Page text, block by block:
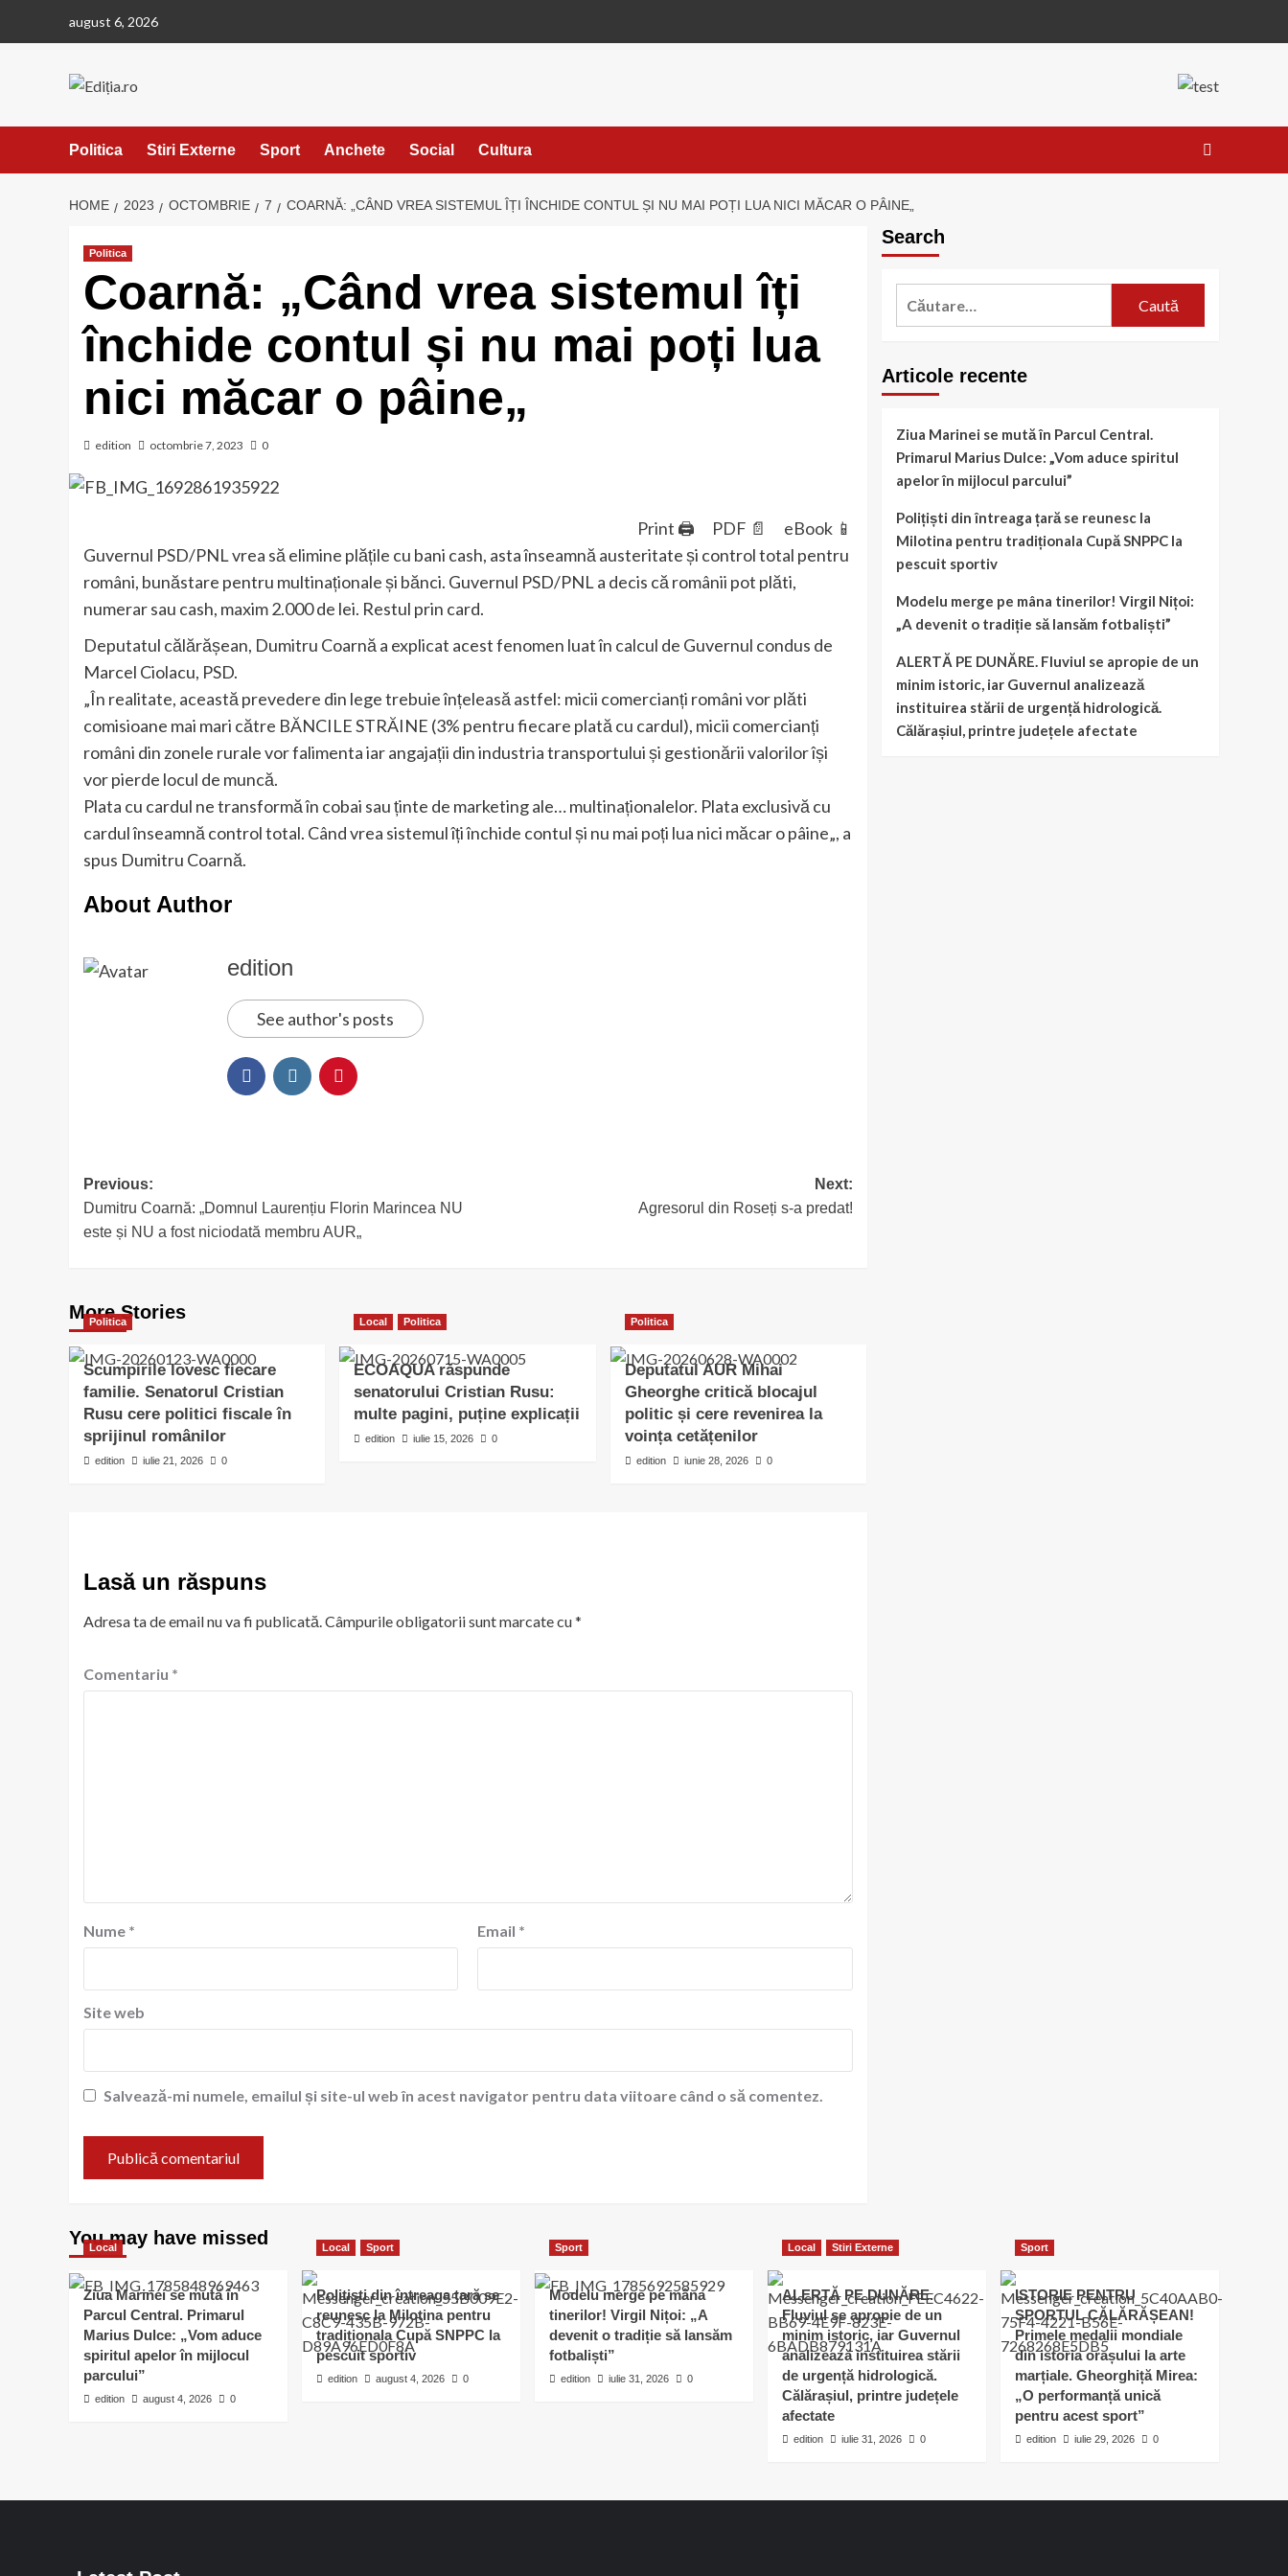
august 6, 2026
Politica Stiri Externe Sport Anchete Social Cultura
HOME 2023 OCTOMBRIE 7 COARNĂ: „CÂND VREA SISTEMUL ÎȚI ÎNCHIDE CONTUL ȘI NU MAI POȚI LUA NICI MĂCAR O PÂINE„
Politica
Coarnă: „Când vrea sistemul îți
închide contul și nu mai poți lua
nici măcar o pâine„
edition octombrie 7, 2023 0
Print 🖨 PDF 📄
eBook 📱
Guvernul PSD/PNL vrea să elimine plățile cu bani cash, asta înseamnă austeritate și control total pentru
români, bunăstare pentru multinaționale și bănci. Guvernul PSD/PNL a decis că românii pot plăti,
numerar sau cash, maxim 2.000 de lei. Restul prin card.
Deputatul călărășean, Dumitru Coarnă a explicat acest fenomen luat în calcul de Guvernul condus de
Marcel Ciolacu, PSD.
„În realitate, această prevedere din lege trebuie înțeleasă astfel: micii comercianți români vor plăti
comisioane mai mari către BĂNCILE STRĂINE (3% pentru fiecare plată cu cardul), micii comercianți
români din zonele rurale vor falimenta iar angajații din industria transportului și gestionării valorilor își
vor pierde locul de muncă.
Plata cu cardul ne transformă în cobai sau ținte de marketing ale… multinaționalelor. Plata exclusivă cu
cardul înseamnă control total. Când vrea sistemul îți închide contul și nu mai poți lua nici măcar o pâine„, a
spus Dumitru Coarnă.
About Author
edition
See author's posts
Post
navigation
Previous:
Dumitru Coarnă: „Domnul Laurențiu Florin Marincea NU
este și NU a fost niciodată membru AUR„
Next:
Agresorul din Roseți s-a predat!
More Stories
Politica
Scumpirile lovesc fiecare
familie. Senatorul Cristian
Rusu cere politici fiscale în
sprijinul românilor
edition iulie 21, 2026 0
Local Politica
ECOAQUA răspunde
senatorului Cristian Rusu:
multe pagini, puține explicații
edition iulie 15, 2026 0
Politica
Deputatul AUR Mihai
Gheorghe critică blocajul
politic și cere revenirea la
voința cetățenilor
edition iunie 28, 2026 0
Lasă un răspuns
Adresa ta de email nu va fi publicată.Câmpurile obligatorii sunt marcate cu*
Comentariu *
Nume * Email *
Site web
Salvează-mi numele, emailul și site-ul web în acest navigator pentru data viitoare când o să comentez.
Search
Caută
Articole recente
Ziua Marinei se mută în Parcul Central.
Primarul Marius Dulce: „Vom aduce spiritul
apelor în mijlocul parcului”
Polițiști din întreaga țară se reunesc la
Milotina pentru tradiționala Cupă SNPPC la
pescuit sportiv
Modelu merge pe mâna tinerilor! Virgil Nițoi:
„A devenit o tradiție să lansăm fotbaliști”
ALERTĂ PE DUNĂRE. Fluviul se apropie de un
minim istoric, iar Guvernul analizează
instituirea stării de urgență hidrologică.
Călărașiul, printre județele afectate
You may have missed
Local
Ziua Marinei se mută în
Parcul Central. Primarul
Marius Dulce: „Vom aduce
spiritul apelor în mijlocul
parcului”
edition august 4, 2026 0
Local Sport
Polițiști din întreaga țară se
reunesc la Milotina pentru
tradiționala Cupă SNPPC la
pescuit sportiv
edition august 4, 2026 0
Sport
Modelu merge pe mâna
tinerilor! Virgil Nițoi: „A
devenit o tradiție să lansăm
fotbaliști”
edition iulie 31, 2026 0
Local Stiri Externe
ALERTĂ PE DUNĂRE.
Fluviul se apropie de un
minim istoric, iar Guvernul
analizează instituirea stării
de urgență hidrologică.
Călărașiul, printre județele
afectate
edition iulie 31, 2026 0
Sport
ISTORIE PENTRU
SPORTUL CĂLĂRĂȘEAN!
Primele medalii mondiale
din istoria orașului la arte
marțiale. Gheorghiță Mirea:
„O performanță unică
pentru acest sport”
edition iulie 29, 2026 0